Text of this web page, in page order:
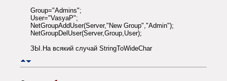
Group="Admins";
User="VasyaP";
NetGroupAddUser(Server,"New Group","Admin");
NetGroupDelUser(Server,Group,User);
ЗЫ.На всякий случай StringToWideChar